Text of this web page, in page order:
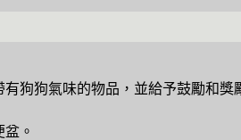
狗狗氣味的物品，並給予鼓勵和獎
。